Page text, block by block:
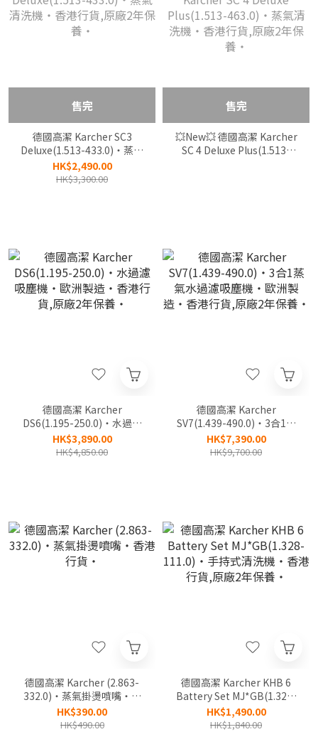
售完
德國高潔 Karcher SC3
Deluxe(1.513-433.0)‧蒸氣
清洗機‧香港行貨,原廠2年
保養‧
HK$2,490.00
HK$3,300.00
售完
💥New💥 德國高潔 Karcher
SC 4 Deluxe Plus(1.513-
德國高潔 Karcher
DS6(1.195-250.0)‧水過濾
吸塵機‧歐洲製造‧香港行
貨,原廠2年保養‧
HK$3,890.00
HK$4,850.00
德國高潔 Karcher
SV7(1.439-490.0)‧3合1蒸
氣水過濾吸塵機‧歐洲製
造‧香港行貨,原廠2年保
HK$7,390.00
HK$9,700.00
德國高潔 Karcher (2.863-
332.0)‧蒸氣掛燙噴嘴‧香
港行貨‧
HK$390.00
HK$490.00
德國高潔 Karcher KHB 6
Battery Set MJ*GB(1.328-
111.0)‧手持式清洗機‧香
港行貨,原廠2年保養‧
HK$1,490.00
HK$1,840.00